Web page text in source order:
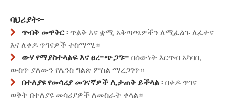
ባህሪያት፡-
 ጥብቅ መዋቅር፡ ጥልቅ እና ቋሚ አቅጣጫዎችን ለሚፈልጉ ለፈተና
እና ለቀዶ ጥገናዎች ተስማሚ።
 ውሃ የማያስተላልፍ እና ፀረ-ጭጋግ፡- በሰውነት እርጥብ አካባቢ
ውስጥ ያለውን የሌንስ ግልጽ ምስል ማረጋገጥ።
 በተለያዩ የመሳሪያ መገናኛዎች ሊታጠቅ ይችላል፡ በቀዶ ጥገና
ወቅት በተለያዩ መሳሪያዎች ለመስራት ቀላል።